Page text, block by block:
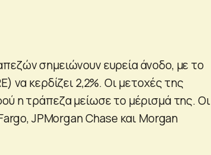
σημειώνουν ευρεία άνοδο, με το
να κερδίζει 2,2%. Οι μετοχές της
η τράπεζα μείωσε το μέρισμά της. Οι
JPMorgan Chase και Morgan